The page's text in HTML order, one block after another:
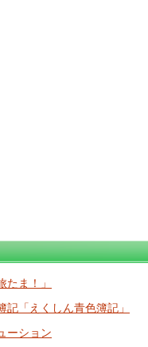
たま！」
記「えくしん青色簿記」
ーション